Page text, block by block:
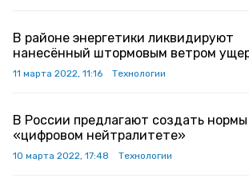
В районе энергетики ликвидируют
нанесённый штормовым ветром
11 марта 2022, 11:16 Технологии
В России предлагают создать
«цифровом нейтралитете»
10 марта 2022, 17:48 Технологии